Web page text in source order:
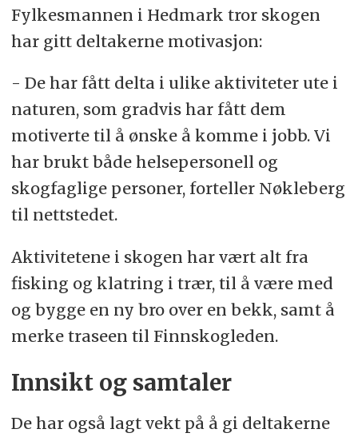
Fylkesmannen i Hedmark tror skogen
har gitt deltakerne motivasjon:
- De har fått delta i ulike aktiviteter ute i
naturen, som gradvis har fått dem
motiverte til å ønske å komme i jobb. Vi
har brukt både helsepersonell og
skogfaglige personer, forteller Nøkleberg
til nettstedet.
Aktivitetene i skogen har vært alt fra
fisking og klatring i trær, til å være med
og bygge en ny bro over en bekk, samt å
merke traseen til Finnskogleden.
Innsikt og samtaler
De har også lagt vekt på å gi deltakerne